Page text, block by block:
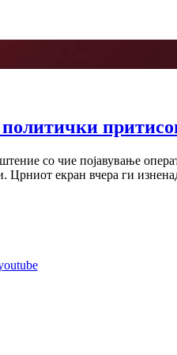
со чие појавување
екран вчера ги